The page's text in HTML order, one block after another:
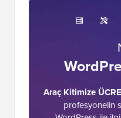
Araç Kitimize
profesyonelin